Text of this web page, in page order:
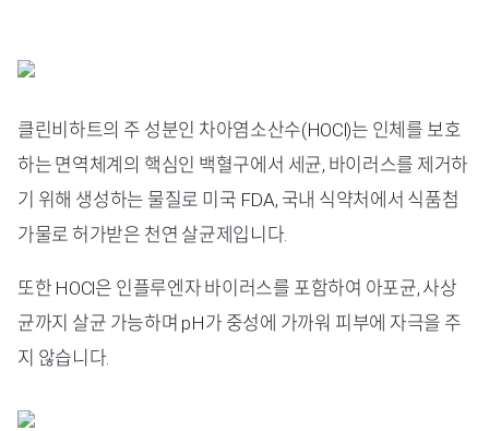
클린비하트의 주 성분인 차아염소산수(HOCl)는 인체를 보호
하는 면역체계의 핵심인 백혈구에서 세균, 바이러스를 제거하
기 위해 생성하는 물질로 미국 FDA, 국내 식약처에서 식품첨
가물로 허가받은 천연 살균제입니다.
또한 HOCl은 인플루엔자 바이러스를 포함하여 아포균, 사상
균까지 살균 가능하며 pH가 중성에 가까워 피부에 자극을 주
지 않습니다.